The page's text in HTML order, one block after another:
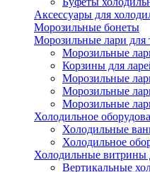
Аксессуары для
Морозильные бонеты
Морозильные лари для
Морозильные
Корзины для
Морозильные
Морозильные
Морозильные
Холодильное
Холодильные
Холодильное
Холодильные витрины
Вертикальные